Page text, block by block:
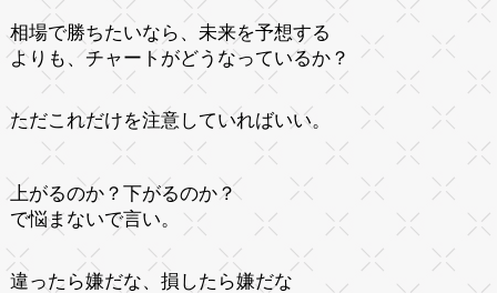
相場で勝ちたいなら、未来を予想する
よりも、チャートがどうなっているか？
ただこれだけを注意していればいい。
上がるのか？下がるのか？
で悩まないで言い。
違ったら嫌だな、損したら嫌だな